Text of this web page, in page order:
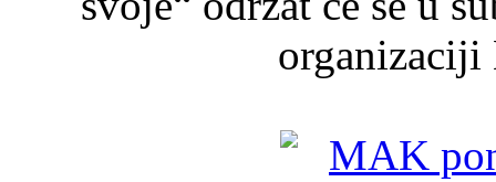
organizaciji